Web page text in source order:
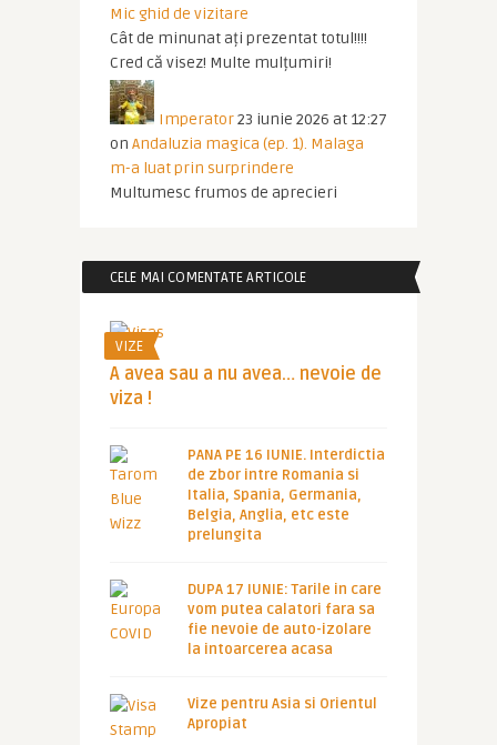
Mic ghid de vizitare
Cât de minunat ați prezentat totul!!!!
Cred că visez! Multe mulțumiri!
Imperator23 iunie 2026 at 12:27
on Andaluzia magica (ep. 1). Malaga
m-a luat prin surprindere
Multumesc frumos de aprecieri
CELE MAI COMENTATE ARTICOLE
VIZE
A avea sau a nu avea… nevoie de
viza !
PANA PE 16 IUNIE. Interdictia
de zbor intre Romania si
Italia, Spania, Germania,
Belgia, Anglia, etc este
prelungita
DUPA 17 IUNIE: Tarile in care
vom putea calatori fara sa
fie nevoie de auto-izolare
la intoarcerea acasa
Vize pentru Asia si Orientul
Apropiat